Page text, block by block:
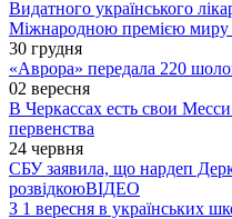
Видатного українського
Міжнародною премією
30 грудня
«Аврора» передала 220
02 вересня
В Черкассах есть свои
первенства
24 червня
СБУ заявила, що нардеп
розвідкоюВІДЕО
З 1 вересня в українських